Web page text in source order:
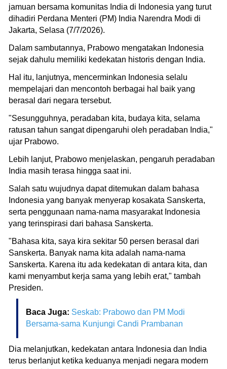
jamuan bersama komunitas India di Indonesia yang turut
dihadiri Perdana Menteri (PM) India Narendra Modi di
Jakarta, Selasa (7/7/2026).
Dalam sambutannya, Prabowo mengatakan Indonesia
sejak dahulu memiliki kedekatan historis dengan India.
Hal itu, lanjutnya, mencerminkan Indonesia selalu
mempelajari dan mencontoh berbagai hal baik yang
berasal dari negara tersebut.
"Sesungguhnya, peradaban kita, budaya kita, selama
ratusan tahun sangat dipengaruhi oleh peradaban India,"
ujar Prabowo.
Lebih lanjut, Prabowo menjelaskan, pengaruh peradaban
India masih terasa hingga saat ini.
Salah satu wujudnya dapat ditemukan dalam bahasa
Indonesia yang banyak menyerap kosakata Sanskerta,
serta penggunaan nama-nama masyarakat Indonesia
yang terinspirasi dari bahasa Sanskerta.
"Bahasa kita, saya kira sekitar 50 persen berasal dari
Sanskerta. Banyak nama kita adalah nama-nama
Sanskerta. Karena itu ada kedekatan di antara kita, dan
kami menyambut kerja sama yang lebih erat," tambah
Presiden.
Baca Juga: Seskab: Prabowo dan PM Modi
Bersama-sama Kunjungi Candi Prambanan
Dia melanjutkan, kedekatan antara Indonesia dan India
terus berlanjut ketika keduanya menjadi negara modern